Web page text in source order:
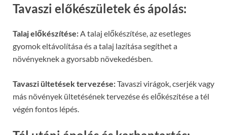
Tavaszi előkészületek és ápolás:
Talaj előkészítése:A talaj előkészítése, az esetleges
gyomok eltávolítása és a talaj lazítása segíthet a
növényeknek a gyorsabb növekedésben.
Tavaszi ültetések tervezése:Tavaszi virágok, cserjék vagy
más növények ültetésének tervezése és előkészítése a tél
végén fontos lépés.